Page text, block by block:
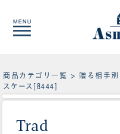
商品カテゴリ一覧 > 贈る相手
スケース[8444]
Trad